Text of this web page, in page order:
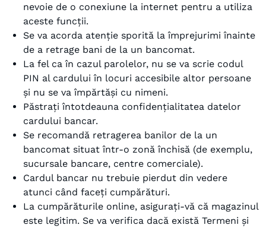
nevoie de o conexiune la internet pentru a utiliza
aceste funcții.
Se va acorda atenție sporită la împrejurimi înainte
de a retrage bani de la un bancomat.
La fel ca în cazul parolelor, nu se va scrie codul
PIN al cardului în locuri accesibile altor persoane
și nu se va împărtăși cu nimeni.
Păstrați întotdeauna confidențialitatea datelor
cardului bancar.
Se recomandă retragerea banilor de la un
bancomat situat într-o zonă închisă (de exemplu,
sucursale bancare, centre comerciale).
Cardul bancar nu trebuie pierdut din vedere
atunci când faceți cumpărături.
La cumpărăturile online, asigurați-vă că magazinul
este legitim. Se va verifica dacă există Termeni și